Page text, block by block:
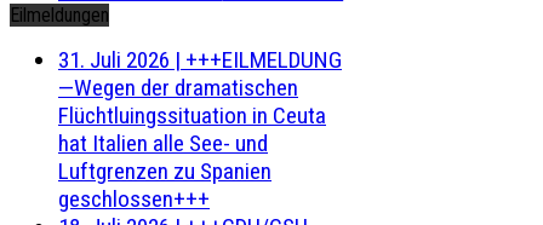
Eilmeldungen
31. Juli 2026 | +++EILMELDUNG
—Wegen der dramatischen
Flüchtluingssituation in Ceuta
hat Italien alle See- und
Luftgrenzen zu Spanien
geschlossen+++